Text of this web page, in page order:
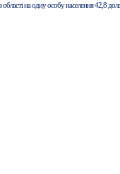
області на одну особу населення 42,8